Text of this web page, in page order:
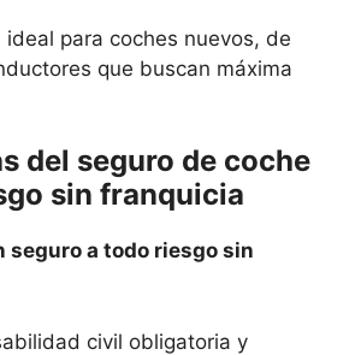
ideal para coches nuevos, de
que buscan máxima
del seguro de coche
sin franquicia
seguro a todo riesgo sin
civil obligatoria y